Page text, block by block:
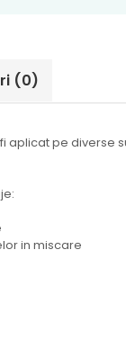
(0)
pe diverse
in miscare